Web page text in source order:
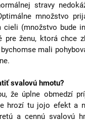
stravy
množstvo
(množstvo bude
ženu, ktorá chce
mali
svalovú hmotu?
že úplne obmedzí
hrozí tu jojo efekt a
a cennú svalovú